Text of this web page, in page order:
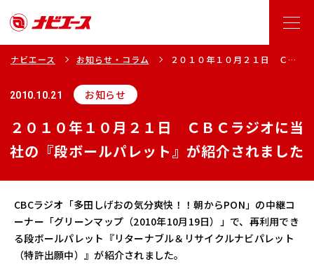
ナビエース お知らせ・コラム
２０１０年１０月２１日 ＣＢ
2010.10.21 お知らせ
２０１０年１０月２１日 ＣＢＣラジオに当
社の『段ボールパレット』が紹介されました
CBCラジオ「多田しげおの気分爽快！！朝からPON」の中継コ
ーナー「グリーンマップ（2010年10月19日）」で、再利用でき
る段ボールパレット『リターナブル＆リサイクルナビパレット
（特許出願中）』が紹介されました。